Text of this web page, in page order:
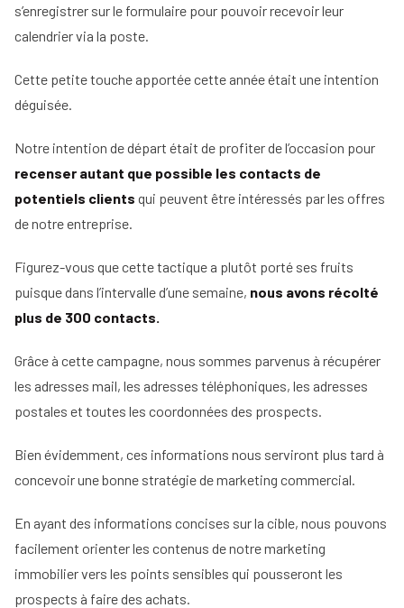
s’enregistrer sur le formulaire pour pouvoir recevoir leur
calendrier via la poste.
Cette petite touche apportée cette année était une intention
déguisée.
Notre intention de départ était de profiter de l’occasion pour
recenser autant que possible les contacts de
potentiels clients qui peuvent être intéressés par les offres
de notre entreprise.
Figurez-vous que cette tactique a plutôt porté ses fruits
puisque dans l’intervalle d’une semaine, nous avons récolté
plus de 300 contacts.
Grâce à cette campagne, nous sommes parvenus à récupérer
les adresses mail, les adresses téléphoniques, les adresses
postales et toutes les coordonnées des prospects.
Bien évidemment, ces informations nous serviront plus tard à
concevoir une bonne stratégie de marketing commercial.
En ayant des informations concises sur la cible, nous pouvons
facilement orienter les contenus de notre marketing
immobilier vers les points sensibles qui pousseront les
prospects à faire des achats.